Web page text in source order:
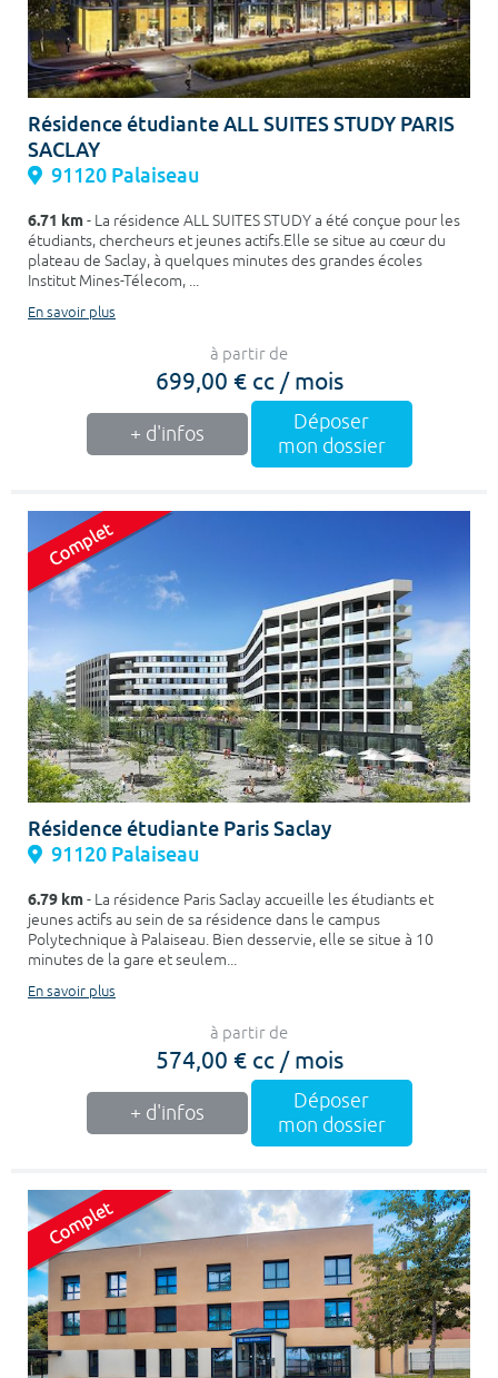
Résidence étudiante ALL SUITES STUDY PARIS
SACLAY
91120 Palaiseau
6.71 km- La résidence ALL SUITES STUDY a été conçue pour les
étudiants, chercheurs et jeunes actifs.Elle se situe au cœur du
plateau de Saclay, à quelques minutes des grandes écoles
Institut Mines-Télecom, ...
En savoir plus
à partir de
699,00 € cc / mois
+ d'infos
Déposer
mon dossier
Résidence étudiante Paris Saclay
91120 Palaiseau
6.79 km- La résidence Paris Saclay accueille les étudiants et
jeunes actifs au sein de sa résidence dans le campus
Polytechnique à Palaiseau. Bien desservie, elle se situe à 10
minutes de la gare et seulem...
En savoir plus
à partir de
574,00 € cc / mois
+ d'infos
Déposer
mon dossier